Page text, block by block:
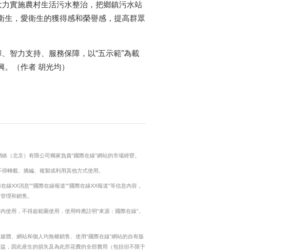
實施農村生活污水整治，把鄉鎮污水站
，愛衛生的獲得感和榮譽感，提高群眾
力支持、服務保障，以“五示範”為載
（作者 胡光均）
（北京）有限公司獨家負責“國際在線”網站的市場經營。
轉載、摘編、複製或利用其他方式使用。
線XX消息”“國際在線報道”“國際在線XX報道”等信息內容，
理和銷售。
用，不得超範圍使用，使用時應註明“來源：國際在線”。
體、網站和個人均無權銷售、使用“國際在線”網站的自有版
，因此産生的損失及為此所花費的全部費用（包括但不限于